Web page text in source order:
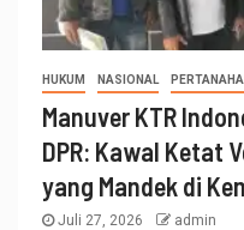
HUKUM NASIONAL
Manuver KTR
DPR: Kawal Ketat
yang Mandek di
Juli 27, 2026 admin